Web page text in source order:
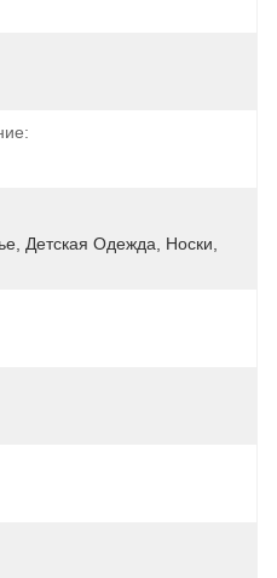
Детская Одежда, Носки,